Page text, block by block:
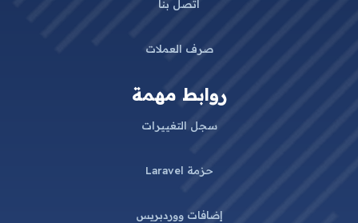
اتصل بنا
صرف العملات
روابط مهمة
سجل التغييرات
حزمة Laravel
إضافات ووردبريس